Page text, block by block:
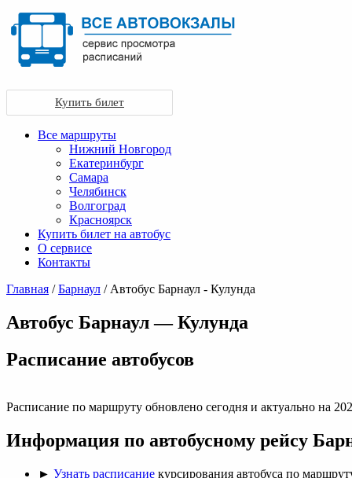
Купить билет
Все маршруты
Нижний Новгород
Екатеринбург
Самара
Челябинск
Волгоград
Красноярск
Купить билет на автобус
О сервисе
Контакты
Главная /Барнаул / Автобус Барнаул - Кулунда
Автобус Барнаул — Кулунда
Раcписание автобусов
Расписание по маршруту обновлено сегодня и актуально на
Информация по автобусному рейсу
► Узнать расписание курсирования автобуса по